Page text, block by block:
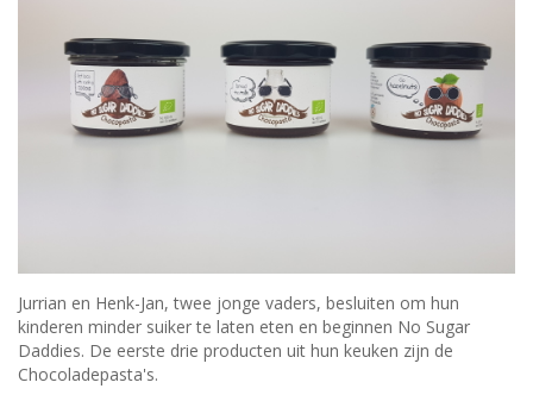
Jurrian en Henk-Jan, twee jonge vaders, besluiten om hun
kinderen minder suiker te laten eten en beginnen No Sugar
Daddies. De eerste drie producten uit hun keuken zijn de
Chocoladepasta's.